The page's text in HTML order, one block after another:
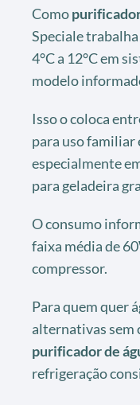
Como
Speciale trabalha
4°C a 12°C em
modelo
Isso o coloca
para uso familiar
especialmente
para geladeira
O consumo
faixa média de
compressor.
Para quem quer
alternativas sem
purificador de
refrigeração